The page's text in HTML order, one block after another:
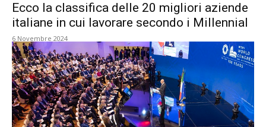
Ecco la classifica delle 20 migliori aziende
italiane in cui lavorare secondo i Millennial
6 Novembre 2024